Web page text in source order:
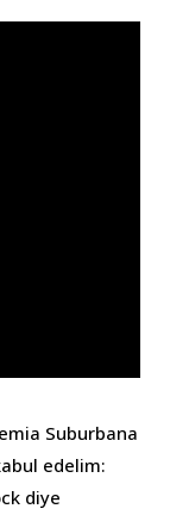
Suburbana
edelim:
diye